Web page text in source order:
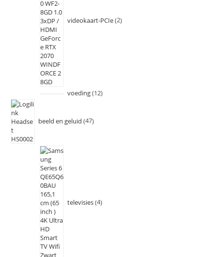
videokaart-PCIe 2
voeding 12
beeld en geluid 47
televisies 4